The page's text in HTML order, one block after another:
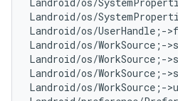
Landroid/os/
Landroid/os/
Landroid/os/WorkSource;-
Landroid/os/WorkSource;-
Landroid/os/WorkSource;-
Landroid/os/WorkSource;-